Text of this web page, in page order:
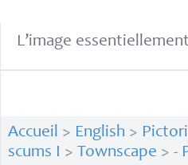
L’image
Accueil > English >
scums I > Townscape > -